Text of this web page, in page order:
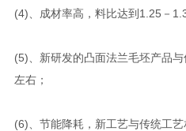
(4)、成材率高，料比达到1.25－
(5)、新研发的凸面法兰毛坯产品
左右；
(6)、节能降耗，新工艺与传统工